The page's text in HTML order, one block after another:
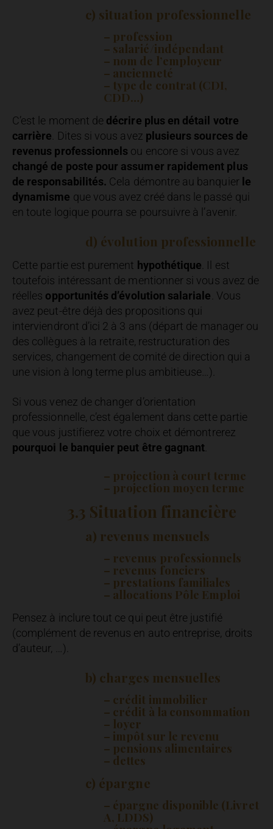
c) situation professionnelle
– profession
– salarié/indépendant
– nom de l’employeur
– ancienneté
– type de contrat (CDI,
CDD…)
C’est le moment de décrire plus en détail votre
carrière . Dites si vous avez plusieurs sources de
revenus professionnels ou encore si vous avez
changé de poste pour assumer rapidement plus
de responsabilités. Cela démontre au banquier le
dynamisme que vous avez créé dans le passé qui
en toute logique pourra se poursuivre à l’avenir.
d) évolution professionnelle
Cette partie est purement hypothétique . Il est
toutefois intéressant de mentionner si vous avez de
réelles opportunités d’évolution salariale . Vous
avez peut-être déjà des propositions qui
interviendront d’ici 2 à 3 ans (départ de manager ou
des collègues à la retraite, restructuration des
services, changement de comité de direction qui a
une vision à long terme plus ambitieuse…).
Si vous venez de changer d’orientation
professionnelle, c’est également dans cette partie
que vous justifierez votre choix et démontrerez
pourquoi le banquier peut être gagnant
– projection à court terme
– projection moyen terme
3.3 Situation financière
a) revenus mensuels
– revenus professionnels
– revenus fonciers
– prestations familiales
– allocations Pôle Emploi
Pensez à inclure tout ce qui peut être justifié
(complément de revenus en auto entreprise, droits
d’auteur, …).
b) charges mensuelles
– crédit immobilier
– crédit à la consommation
– loyer
– impôt sur le revenu
– pensions alimentaires
– dettes
c) épargne
– épargne disponible (Livret
A, LDDS)